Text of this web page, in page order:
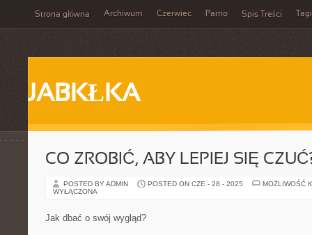
Strona główna Archiwum Czerwiec Parno Spis Treści Tagi
JABKŁKA
CO ZROBIĆ, ABY LEPIEJ SIĘ
POSTED BY ADMIN POSTED ON CZE - 28 - 2025
MOŻLIWOŚĆ
WYŁĄCZONA
Jak dbać o swój wygląd?